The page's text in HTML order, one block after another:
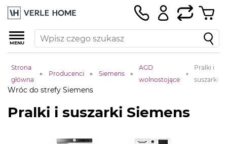
MENU
Strona
główna
Producenci Siemens
AGD
wolnostojące
Pralki i
suszarki
Wróc do strefy Siemens
Pralki i suszarki Siemens